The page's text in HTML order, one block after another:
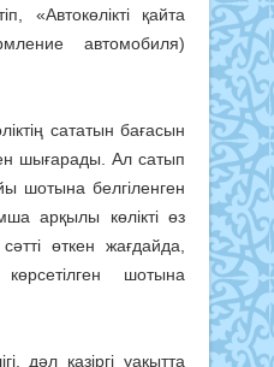
«Автокөлікті қайта
автомобиля)
сататын бағасын
шығарады. Ал сатып
шотына белгіленген
арқылы көлікті өз
өткен жағдайда,
шотына
дәл қазіргі уақытта